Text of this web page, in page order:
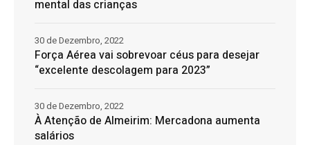
mental das crianças
Força Aérea vai sobrevoar céus para desejar
“excelente descolagem para 2023”
30 de Dezembro, 2022
À Atenção de Almeirim: Mercadona aumenta
salários
30 de Dezembro, 2022